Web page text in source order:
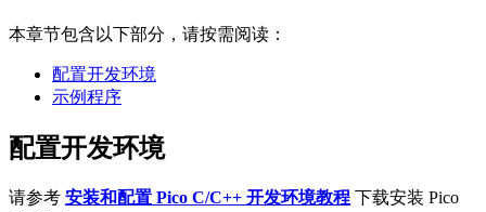
本章节包含以下部分，请按需阅读：
配置开发环境
示例程序
配置开发环境
请参考 安装和配置 Pico C/C++ 开发环境教程 下载安装 Pico